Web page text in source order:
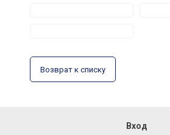
Возврат к списку
Вход